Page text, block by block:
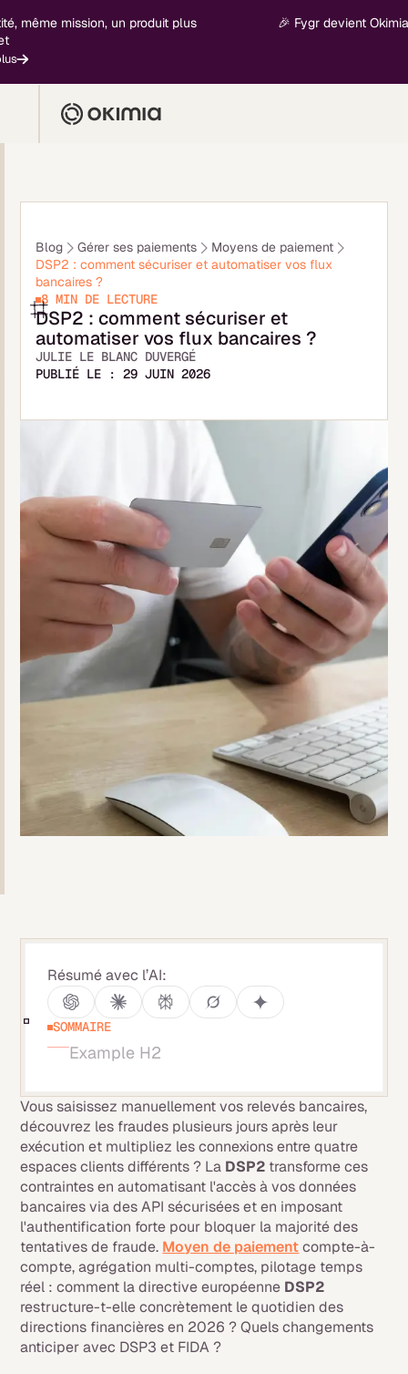
mission, un produit plus 🎉 Fygr devient Okimia -
Blog Gérer ses paiements
Moyens de paiement
DSP2 : comment sécuriser et automatiser vos flux
bancaires ?
8 MIN DE LECTURE
DSP2 : comment sécuriser et
automatiser vos flux bancaires ?
JULIE LE BLANC DUVERGÉ
PUBLIÉ LE :29 JUIN 2026
Résumé avec l’AI:
SOMMAIRE
Example H2
Vous saisissez manuellement vos relevés bancaires,
découvrez les fraudes plusieurs jours après leur
exécution et multipliez les connexions entre quatre
espaces clients différents ? La DSP2 transforme ces
contraintes en automatisant l'accès à vos données
bancaires via des API sécurisées et en imposant
l'authentification forte pour bloquer la majorité des
tentatives de fraude. Moyen de paiementcompte-à-
compte, agrégation multi-comptes, pilotage temps
réel : comment la directive européenne DSP2
restructure-t-elle concrètement le quotidien des
directions financières en 2026 ? Quels changements
anticiper avec DSP3 et FIDA ?